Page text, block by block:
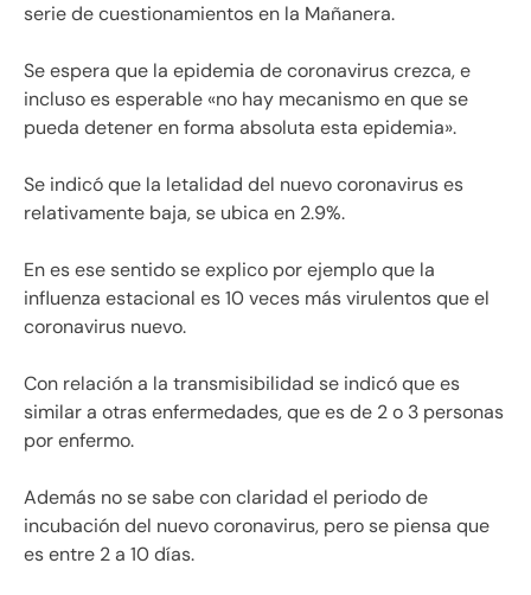
serie de cuestionamientos en la Mañanera.
Se espera que la epidemia de coronavirus crezca, e
incluso es esperable «no hay mecanismo en que se
pueda detener en forma absoluta esta epidemia».
Se indicó que la letalidad del nuevo coronavirus es
relativamente baja, se ubica en 2.9%.
En es ese sentido se explico por ejemplo que la
influenza estacional es 10 veces más virulentos que el
coronavirus nuevo.
Con relación a la transmisibilidad se indicó que es
similar a otras enfermedades, que es de 2 o 3 personas
por enfermo.
Además no se sabe con claridad el periodo de
incubación del nuevo coronavirus, pero se piensa que
es entre 2 a 10 días.